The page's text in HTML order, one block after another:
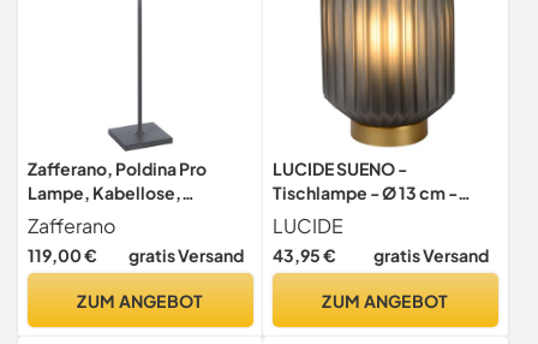
Zafferano, Poldina Pro
Lampe, Kabellose,
Wiederaufladbare
Tischlampe mit Touch
Control, Auch für den
Dimmer, 2200-3000 K,
Zafferano
119,00 € gratis Versand
ZUM ANGEBOT
LUCIDE SUENO -
Tischlampe - Ø 13 cm -
1xE14 - Grau
LUCIDE
43,95 € gratis Versand
ZUM ANGEBOT